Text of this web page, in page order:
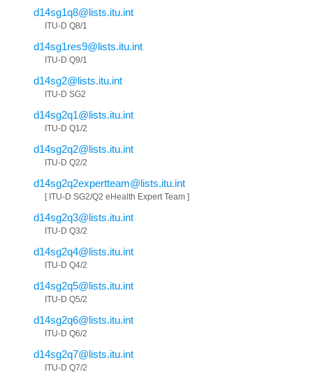
d14sg1q8@lists.itu.int
ITU-D Q8/1
d14sg1res9@lists.itu.int
ITU-D Q9/1
d14sg2@lists.itu.int
ITU-D SG2
d14sg2q1@lists.itu.int
ITU-D Q1/2
d14sg2q2@lists.itu.int
ITU-D Q2/2
d14sg2q2expertteam@lists.itu.int
[ ITU-D SG2/Q2 eHealth Expert Team ]
d14sg2q3@lists.itu.int
ITU-D Q3/2
d14sg2q4@lists.itu.int
ITU-D Q4/2
d14sg2q5@lists.itu.int
ITU-D Q5/2
d14sg2q6@lists.itu.int
ITU-D Q6/2
d14sg2q7@lists.itu.int
ITU-D Q7/2